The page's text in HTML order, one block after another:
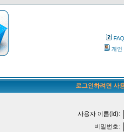
FAQ
개인
로그인하려면 사
사용자 이름(id):
비밀번호: